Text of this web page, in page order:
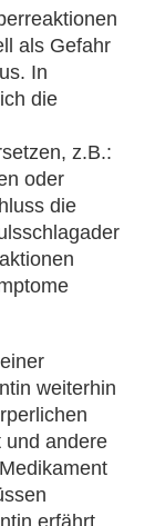
als Gefahr
In
die
z.B.:
oder
die
weiterhin
und andere
erfährt